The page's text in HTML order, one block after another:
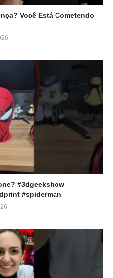
Você Está Cometendo
#3dgeekshow
#spiderman